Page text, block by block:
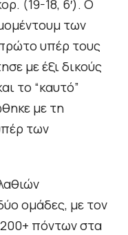
(19-18, 6′). Ο
των
υπέρ τους
με έξι δικούς
το “καυτό”
με τη
των
ομάδες, με τον
200+ πόντων στα